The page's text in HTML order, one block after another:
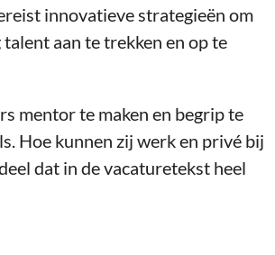
innovatieve strategieën om
aan te trekken en op te
mentor te maken en begrip te
Hoe kunnen zij werk en privé bij
dat in de vacaturetekst heel